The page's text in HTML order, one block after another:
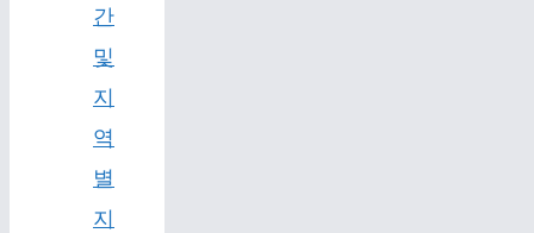
간
및
지
역
별
지